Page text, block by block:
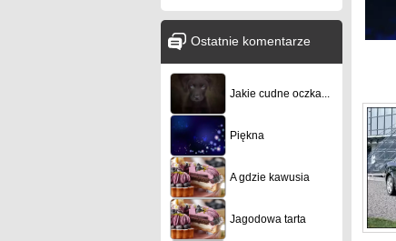
Ostatnie komentarze
Jakie cudne oczka...
Piękna
A gdzie kawusia
Jagodowa tarta